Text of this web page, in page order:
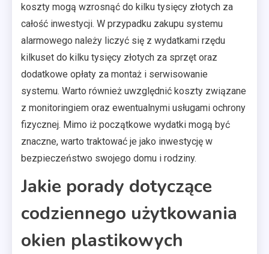
koszty mogą wzrosnąć do kilku tysięcy złotych za
całość inwestycji. W przypadku zakupu systemu
alarmowego należy liczyć się z wydatkami rzędu
kilkuset do kilku tysięcy złotych za sprzęt oraz
dodatkowe opłaty za montaż i serwisowanie
systemu. Warto również uwzględnić koszty związane
z monitoringiem oraz ewentualnymi usługami ochrony
fizycznej. Mimo iż początkowe wydatki mogą być
znaczne, warto traktować je jako inwestycję w
bezpieczeństwo swojego domu i rodziny.
Jakie porady dotyczące
codziennego użytkowania
okien plastikowych